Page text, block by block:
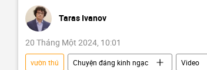
Taras Ivanov
20 Tháng Một 2024, 10:01
vườn thú Chuyện đáng kinh ngạc Video